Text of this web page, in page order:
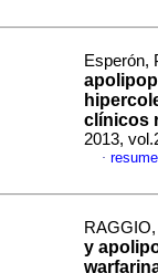
Esperón,
clínicos
2013,
·
y